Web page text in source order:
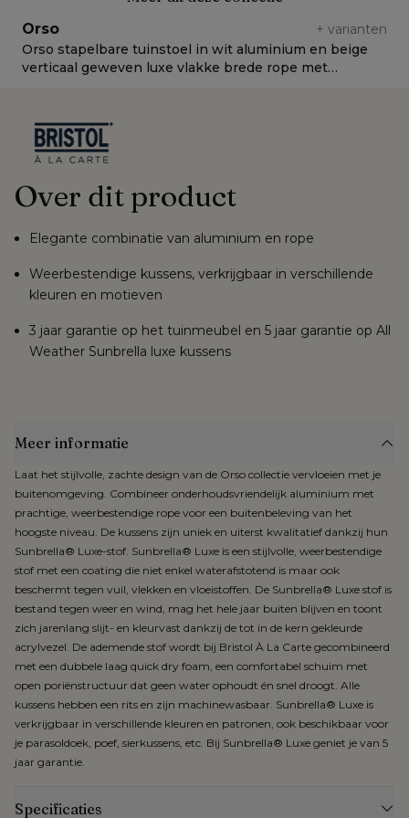
Orso + varianten
Orso stapelbare tuinstoel in wit aluminium en beige
verticaal geweven luxe vlakke brede rope met
Over dit product
Elegante combinatie van aluminium en rope
Weerbestendige kussens, verkrijgbaar in verschillende
kleuren en motieven
3 jaar garantie op het tuinmeubel en 5 jaar garantie op All
Weather Sunbrella luxe kussens
Meer informatie
Laat het stijlvolle, zachte design van de Orso collectie vervloeien met je
buitenomgeving. Combineer onderhoudsvriendelijk aluminium met
prachtige, weerbestendige rope voor een buitenbeleving van het
hoogste niveau. De kussens zijn uniek en uiterst kwalitatief dankzij hun
Sunbrella® Luxe-stof. Sunbrella® Luxe is een stijlvolle, weerbestendige
stof met een coating die niet enkel waterafstotend is maar ook
beschermt tegen vuil, vlekken en vloeistoffen. De Sunbrella® Luxe stof is
bestand tegen weer en wind, mag het hele jaar buiten blijven en toont
zich jarenlang slijt- en kleurvast dankzij de tot in de kern gekleurde
acrylvezel. De ademende stof wordt bij Bristol À La Carte gecombineerd
met een dubbele laag quick dry foam, een comfortabel schuim met
open poriënstructuur dat geen water ophoudt én snel droogt. Alle
kussens hebben een rits en zijn machinewasbaar. Sunbrella® Luxe is
verkrijgbaar in verschillende kleuren en patronen, ook beschikbaar voor
je parasoldoek, poef, sierkussens, etc. Bij Sunbrella® Luxe geniet je van 5
jaar garantie.
Specificaties